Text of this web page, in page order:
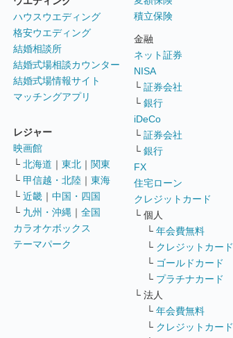
ハウスウエディング
格安ウエディング
結婚相談所
結婚式場相談カウンター
結婚式場情報サイト
マッチングアプリ
レジャー
映画館
└ 北海道 ｜ 東北 ｜ 関東
└ 甲信越・北陸 ｜ 東海
└ 近畿 ｜ 中国・四国
└ 九州・沖縄 ｜ 全国
カラオケボックス
テーマパーク
積立保険
金融
ネット証券
NISA
└ 証券会社
└ 銀行
iDeCo
└ 証券会社
└ 銀行
FX
住宅ローン
クレジットカード
└ 個人
└ 年会費無料
└ クレジットカード
└ ゴールドカード
└ プラチナカード
└ 法人
└ 年会費無料
└ クレジットカード